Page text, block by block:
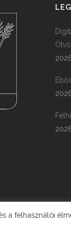
a felhasználói